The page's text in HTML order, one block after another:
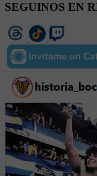
SEGUINOS EN